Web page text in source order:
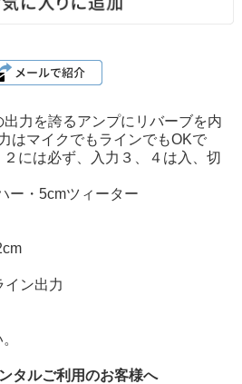
力を誇るアンプにリバーブを内
はマイクでもラインでもOKで
には必ず、入力３、４は入、切
ー・5cmツィーター
イン出力
タルご利用のお客様へ